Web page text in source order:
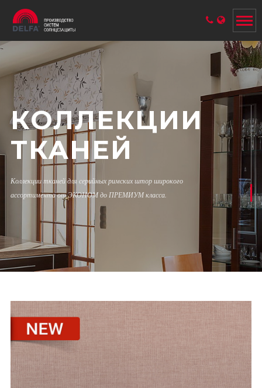
КОЛЛЕКЦИИ
ТКАНЕЙ
Коллекции тканейдля серийных римских шторширокого
ассортимента от ЭКОНОМ до ПРЕМИУМ класса.